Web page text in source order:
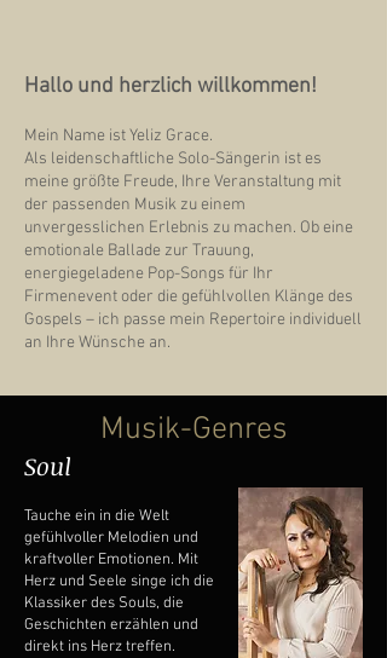
Hallo und herzlich willkommen!
Mein Name ist Yeliz Grace.
Als leidenschaftliche Solo-Sängerin ist es
meine größte Freude, Ihre Veranstaltung mit
der passenden Musik zu einem
unvergesslichen Erlebnis zu machen. Ob eine
emotionale Ballade zur Trauung,
energiegeladene Pop-Songs für Ihr
Firmenevent oder die gefühlvollen Klänge des
Gospels – ich passe mein Repertoire individuell
an Ihre Wünsche an.
Musik-Genres
Soul
Tauche ein in die Welt
gefühlvoller Melodien und
kraftvoller Emotionen. Mit
Herz und Seele singe ich die
Klassiker des Souls, die
Geschichten erzählen und
direkt ins Herz treffen.